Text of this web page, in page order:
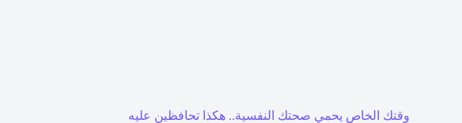
وقتك الخاص يحمي صحتك النفسية.. هكذا تحافظين عليه